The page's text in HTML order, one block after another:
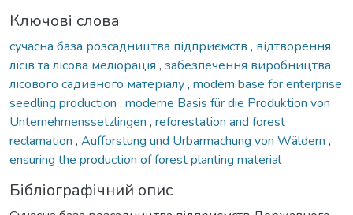
Ключові слова
сучасна база розсадництва підприємств , відтворення
лісів та лісова меліорація , забезпечення виробництва
лісового садивного матеріалу, modern base for enterprise
seedling production , moderne Basis für die Produktion von
Unternehmenssetzlingen , reforestation and forest
reclamation , Aufforstung und Urbarmachung von Wäldern ,
ensuring the production of forest planting material
Бібліографічний опис